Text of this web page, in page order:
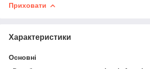
Приховати
Характеристики
Основні